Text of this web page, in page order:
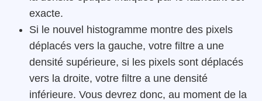
exacte.
Si le nouvel histogramme montre des pixels
déplacés vers la gauche, votre filtre a une
densité supérieure, si les pixels sont déplacés
vers la droite, votre filtre a une densité
inférieure. Vous devrez donc, au moment de la